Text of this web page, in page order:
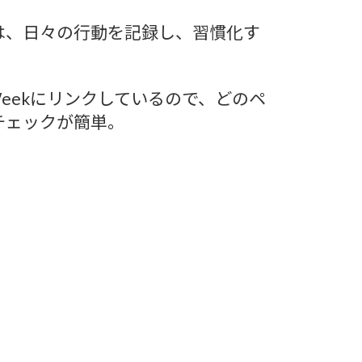
日々の行動を記録し、習慣化す
にリンクしているので、どのペ
ックが簡単。